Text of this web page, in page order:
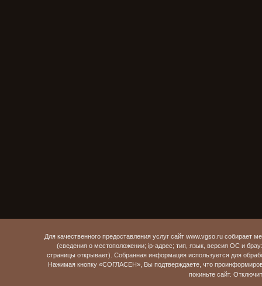
Для качественного предоставления услуг сайт www.vgso.ru
(сведения о местоположении; ip-адрес; тип, язык, версия ОС и
страницы открывает). Собранная информация используется для
Нажимая кнопку «СОГЛАСЕН», Вы подтверждаете, что
покиньте сайт.